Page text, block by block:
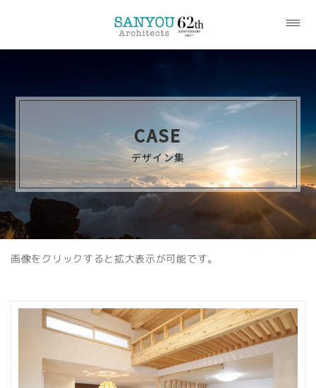
CASE
デザイン集
画像をクリックすると拡大表示が可能です。